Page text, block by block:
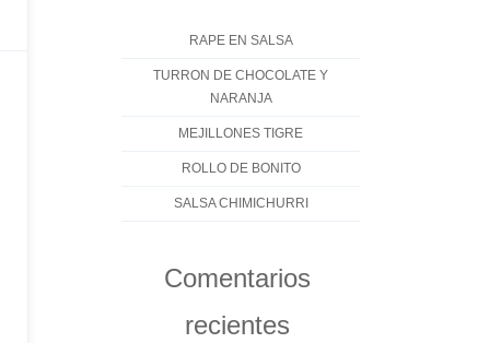
RAPE EN SALSA
TURRON DE CHOCOLATE Y
NARANJA
MEJILLONES TIGRE
ROLLO DE BONITO
SALSA CHIMICHURRI
Comentarios
recientes